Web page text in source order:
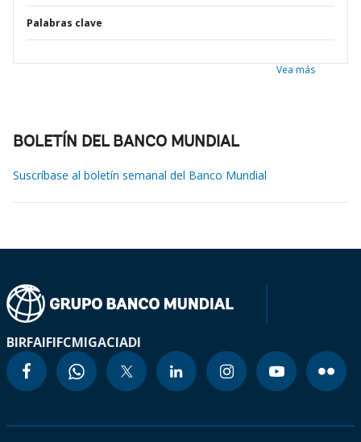
Palabras clave
Vea más
BOLETÍN DEL BANCO MUNDIAL
Suscríbase al boletín semanal del Banco Mundial
BIRFAIFIFCMIGACIADI